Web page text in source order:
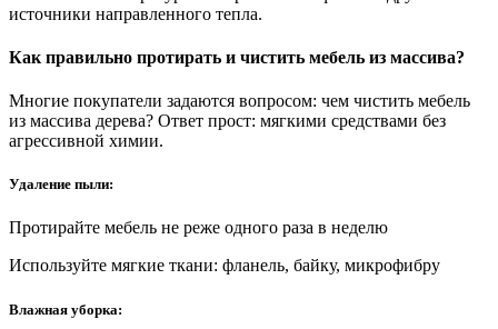
источники направленного тепла.
Как правильно протирать и чистить мебель из массива?
Многие покупатели задаются вопросом: чем чистить мебель
из массива дерева? Ответ прост: мягкими средствами без
агрессивной химии.
Удаление пыли:
Протирайте мебель не реже одного раза в неделю
Используйте мягкие ткани: фланель, байку, микрофибру
Влажная уборка: